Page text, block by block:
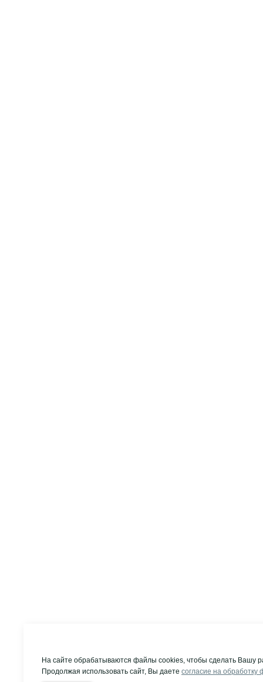
На сайте обрабатываются файлы cookies, чтобы сделать Вашу
Продолжая использовать сайт, Вы даете согласие на обработку